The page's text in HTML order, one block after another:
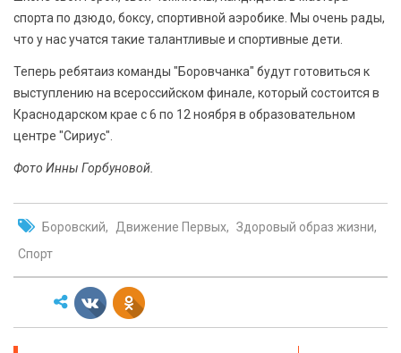
спорта по дзюдо, боксу, спортивной аэробике. Мы очень рады,
что у нас учатся такие талантливые и спортивные дети.
Теперь ребятаиз команды "Боровчанка" будут готовиться к
выступлению на всероссийском финале, который состоится в
Краснодарском крае с 6 по 12 ноября в образовательном
центре "Сириус".
Фото Инны Горбуновой.
Боровский Движение Первых
Здоровый образ жизни
Спорт